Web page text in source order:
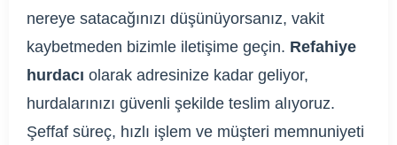
nereye satacağınızı düşünüyorsanız, vakit
kaybetmeden bizimle iletişime geçin. Refahiye
hurdacı olarak adresinize kadar geliyor,
hurdalarınızı güvenli şekilde teslim alıyoruz.
Şeffaf süreç, hızlı işlem ve müşteri memnuniyeti